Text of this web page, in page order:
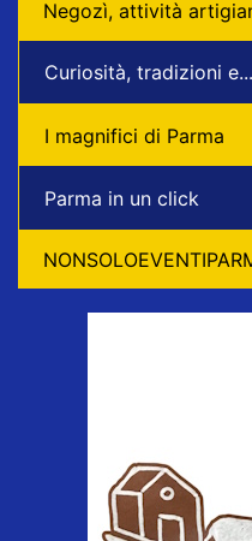
Negozì, attività
Curiosità, tradizioni e...
I magnifici di Parma
Parma in un click